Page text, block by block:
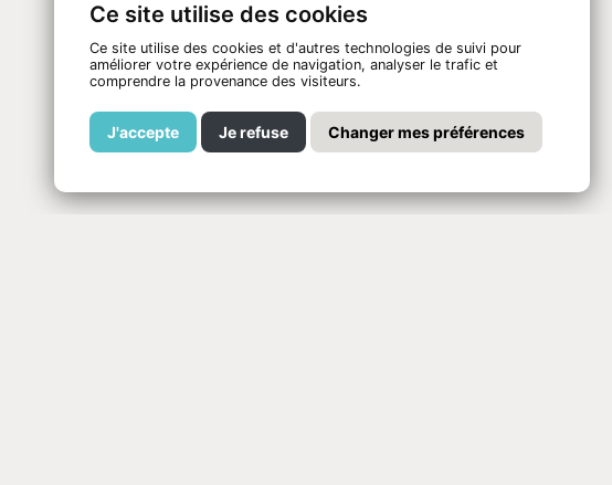
Ce site utilise des cookies
Ce site utilise des cookies et d'autres technologies de suivi pour
améliorer votre expérience de navigation, analyser le trafic et
comprendre la provenance des visiteurs.
J'accepte Je refuse Changer mes préférences